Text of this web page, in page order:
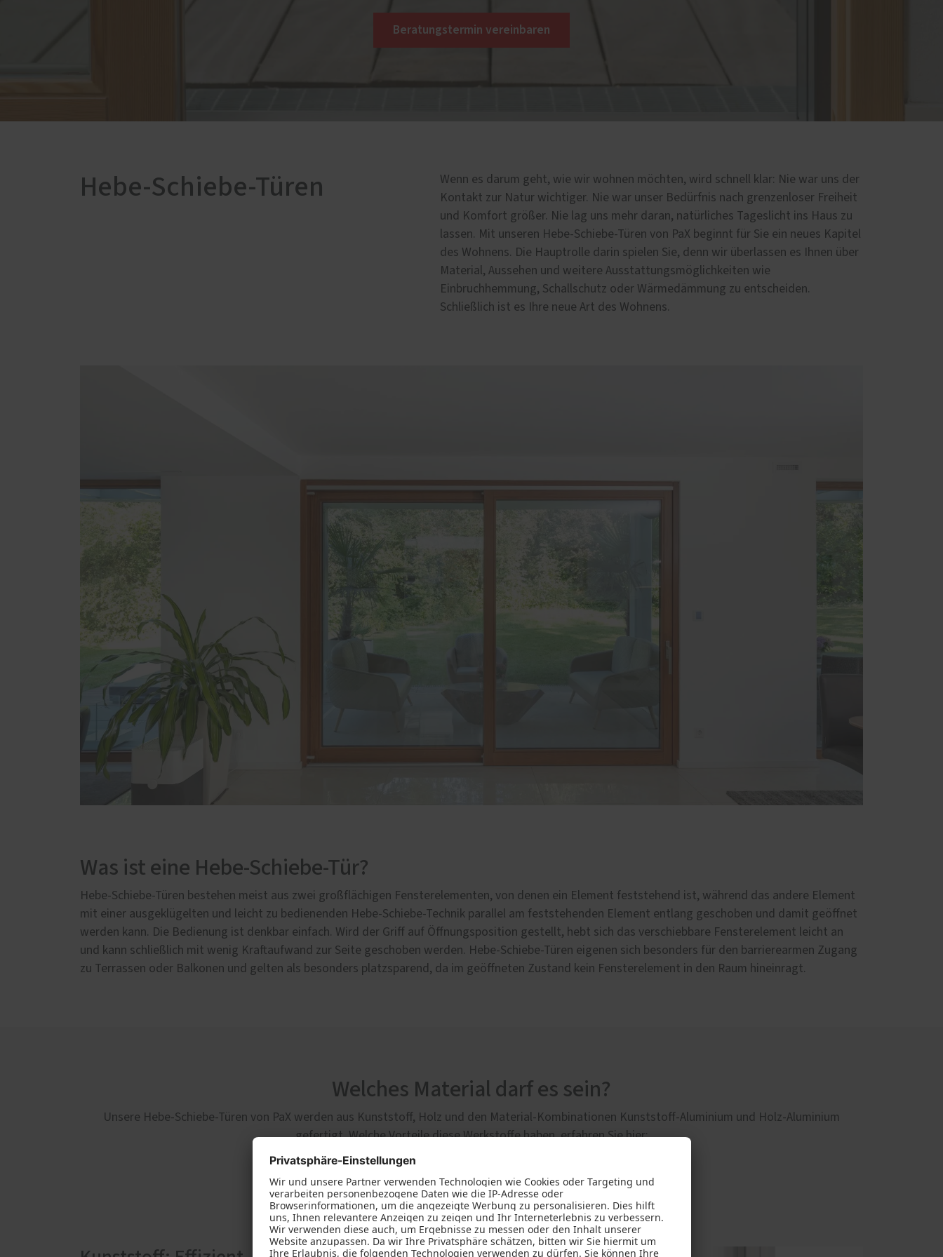
Beratungstermin vereinbaren
Hebe-Schiebe-Türen
Wenn es darum geht, wie wir wohnen möchten, wird schnell klar: Nie war uns der
Kontakt zur Natur wichtiger. Nie war unser Bedürfnis nach grenzenloser Freiheit
und Komfort größer. Nie lag uns mehr daran, natürliches Tageslicht ins Haus zu
lassen. Mit unseren Hebe-Schiebe-Türen von PaX beginnt für Sie ein neues Kapitel
des Wohnens. Die Hauptrolle darin spielen Sie, denn wir überlassen es Ihnen über
Material, Aussehen und weitere Ausstattungsmöglichkeiten wie
Einbruchhemmung, Schallschutz oder Wärmedämmung zu entscheiden.
Schließlich ist es Ihre neue Art des Wohnens.
Was ist eine Hebe-Schiebe-Tür?
Hebe-Schiebe-Türen bestehen meist aus zwei großflächigen Fensterelementen, von denen ein Element feststehend ist, während das andere Element
mit einer ausgeklügelten und leicht zu bedienenden Hebe-Schiebe-Technik parallel am feststehenden Element entlang geschoben und damit geöffnet
werden kann. Die Bedienung ist denkbar einfach. Wird der Griff auf Öffnungsposition gestellt, hebt sich das verschiebbare Fensterelement leicht an
und kann schließlich mit wenig Kraftaufwand zur Seite geschoben werden. Hebe-Schiebe-Türen eigenen sich besonders für den barrierearmen Zugang
zu Terrassen oder Balkonen und gelten als besonders platzsparend, da im geöffneten Zustand kein Fensterelement in den Raum hineinragt.
Welches Material darf es sein?
Unsere Hebe-Schiebe-Türen von PaX werden aus Kunststoff, Holz und den Material-Kombinationen Kunststoff-Aluminium und Holz-Aluminium
gefertigt. Welche Vorteile diese Werkstoffe haben, erfahren Sie hier:
Kunststoff Kunststoff-Aluminium Holz Holz-Aluminium